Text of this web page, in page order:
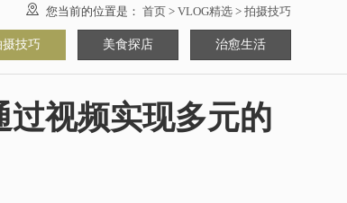
 您当前的位置是： 首页 > VLOG精选 > 拍摄技巧
摄技巧 美食探店 治愈生活
视频实现多元的